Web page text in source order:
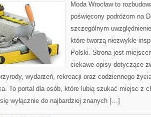
Moda Wrocław to
poświęcony podróżom na
szczególnym
które tworzą niezwykle
Polski. Strona jest
ciekawe opisy dotyczące
wydarzeń, rekreacji oraz codziennego
To portal dla osób, które lubią szukać miejsc z
wyłącznie do najbardziej znanych […]